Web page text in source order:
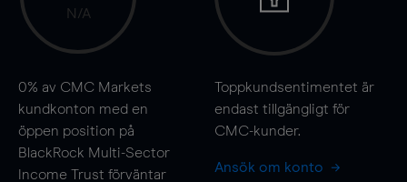
N/A
0% av CMC Markets
kundkonton med en
öppen position på
BlackRock Multi-Sector
Income Trust förväntar
Toppkundsentimentet är
endast tillgängligt för
CMC-kunder.
Ansök om konto